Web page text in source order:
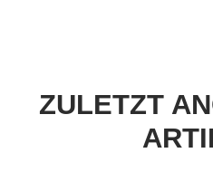
ZULETZT